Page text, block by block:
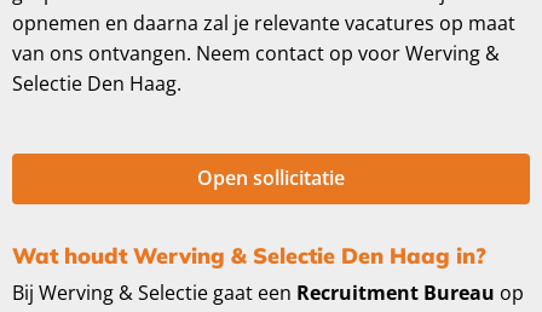
opnemen en daarna zal je relevante vacatures op maat
van ons ontvangen. Neem contact op voor Werving &
Selectie Den Haag.
Open sollicitatie
Wat houdt Werving & Selectie Den Haag in?
Bij Werving & Selectie gaat een Recruitment Bureau op